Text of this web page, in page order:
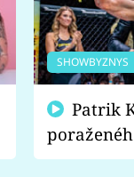
SHOWBYZNYS
fanoušci